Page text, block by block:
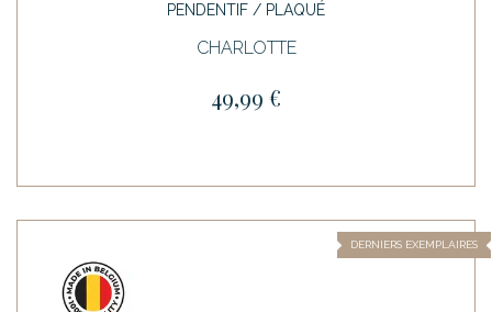
PENDENTIF / PLAQUÉ
CHARLOTTE
49,99 €
DERNIERS EXEMPLAIRES